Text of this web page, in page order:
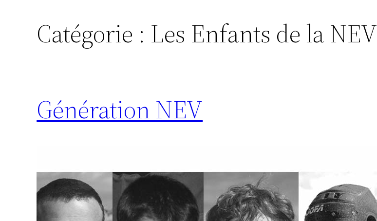
Catégorie : Les Enfants de la NEV
Génération NEV